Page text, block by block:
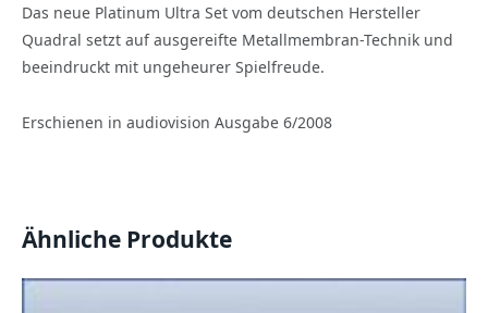
Das neue Platinum Ultra Set vom deutschen Hersteller
Quadral setzt auf ausgereifte Metallmembran-Technik und
beeindruckt mit ungeheurer Spielfreude.
Erschienen in audiovision Ausgabe 6/2008
Ähnliche Produkte